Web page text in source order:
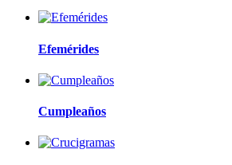
Efemérides
Cumpleaños